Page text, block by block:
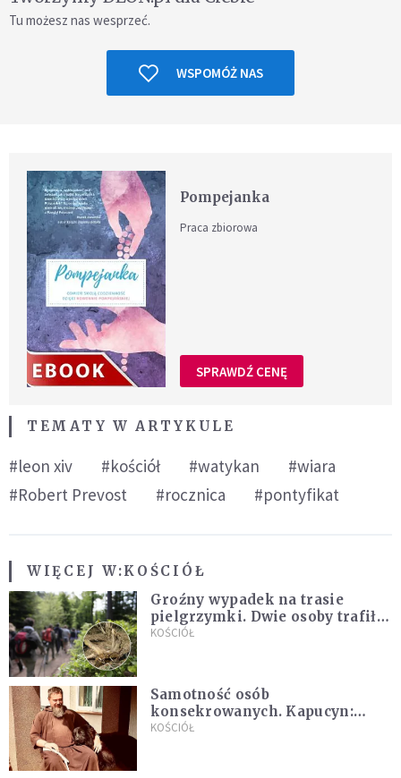
Tu możesz nas wesprzeć.
WSPOMÓŻ NAS
Pompejanka
Praca zbiorowa
SPRAWDŹ CENĘ
TEMATY W ARTYKULE
#leon xiv #kościół #watykan
#wiara
#Robert Prevost
#rocznica #pontyfikat
WIĘCEJ W:KOŚCIÓŁ
Groźny wypadek na trasie
pielgrzymki. Dwie osoby trafiły
do szpitala
KOŚCIÓŁ
Samotność osób
konsekrowanych. Kapucyn:
Życie w pojedynkę rzadko jest
KOŚCIÓŁ